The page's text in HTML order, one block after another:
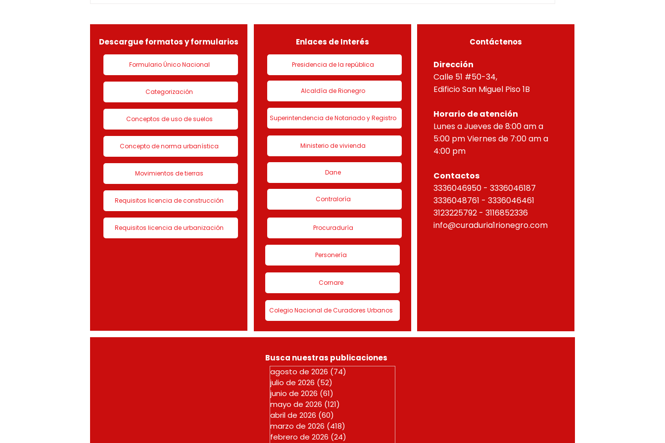
LICENCIA DE CON
de urbanización 1 denominado
HORIZONTAL, correspondien
Descargue formatos y formularios
Formulario Único Nacional
Categorización
Conceptos de uso de suelos
Concepto de norma urbanística
Movimientos de tierras
Requisitos licencia de construcción
Requisitos licencia de urbanización
Enlaces de Interés
Presidencia de la república
Alcaldía de Rionegro
Superintendencia de Notariado y Registro
Ministerio de vivienda
Dane
Contraloría
Procuraduría
Personería
Cornare
Colegio Nacional de Curadores Urbanos
Contáctenos
Dirección
Calle 51 #50-34,
Edificio San Miguel Piso 1B
Horario de atención
Lunes a Jueves de 8:00 am a
5:00 pm Viernes de 7:00 am a
4:00 pm
Contactos
3336046950 - 3336046187
3336048761 - 3336046461
3123225792 - 3116852336
info@curaduria1rionegro.com
Busca nuestras publicaciones
agosto de 2026 (74)
julio de 2026 (52)
junio de 2026 (61)
mayo de 2026 (121)
abril de 2026 (60)
marzo de 2026 (418)
febrero de 2026 (24)